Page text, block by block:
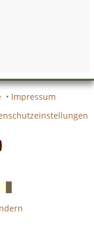
• Impressum